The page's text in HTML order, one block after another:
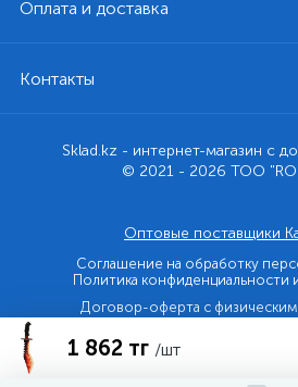
1 862 тг /шт
Оплата и доставка
Контакты
Sklad.kz - интернет-магазин с
© 2021 - 2026 ТОО
Оптовые поставщики
Соглашение на обработку
Политика конфиденциальности
Договор-оферта с
Договор-оферта с